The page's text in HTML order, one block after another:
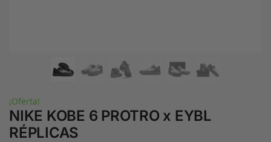
¡Oferta!
NIKE KOBE 6 PROTRO x EYBL
RÉPLICAS